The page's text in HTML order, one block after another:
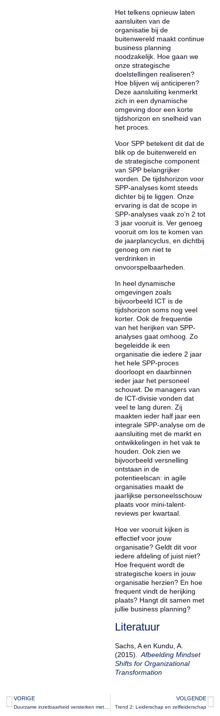
Het telkens opnieuw laten
aansluiten van de
organisatie bij de
buitenwereld maakt continue
business planning
noodzakelijk. Hoe gaan we
onze strategische
doelstellingen realiseren?
Hoe blijven wij anticiperen?
Deze aansluiting kenmerkt
zich in een dynamische
omgeving door een korte
tijdshorizon en snelheid van
het proces.
Voor SPP betekent dit dat de
blik op de buitenwereld en
de strategische component
van SPP belangrijker
worden. De tijdshorizon voor
SPP-analyses komt steeds
dichter bij te liggen. Onze
ervaring is dat de scope in
SPP-analyses vaak zo’n 2 tot
3 jaar vooruit is. Ver genoeg
vooruit om los te komen van
de jaarplancyclus, en dichtbij
genoeg om niet te
verdrinken in
onvoorspelbaarheden.
In heel dynamische
omgevingen zoals
bijvoorbeeld ICT is de
tijdshorizon soms nog veel
korter. Ook de frequentie
van het herijken van SPP-
analyses gaat omhoog. Zo
begeleidde ik een
organisatie die iedere 2 jaar
het hele SPP-proces
doorloopt en daarbinnen
ieder jaar het personeel
schouwt. De managers van
de ICT-divisie vonden dat
veel te lang duren. Zij
maakten ieder half jaar een
integrale SPP-analyse om de
aansluiting met de markt en
ontwikkelingen in het vak te
houden. Ook zien we
bijvoorbeeld versnelling
ontstaan in de
potentieelscan: in agile
organisaties maakt de
jaarlijkse personeelsschouw
plaats voor mini-talent-
reviews per kwartaal.
Hoe ver vooruit kijken is
effectief voor jouw
organisatie? Geldt dit voor
iedere afdeling of juist niet?
Hoe frequent wordt de
strategische koers in jouw
organisatie herzien? En hoe
frequent vindt de herijking
plaats? Hangt dit samen met
jullie business planning?
Literatuur
Sachs, A en Kundu, A.
(2015).
Afbeelding Mindset
Shifts for Organizational
Transformation
VORIGE VOLGENDE
Trend 2: Leiderschap en zelfleiderschap